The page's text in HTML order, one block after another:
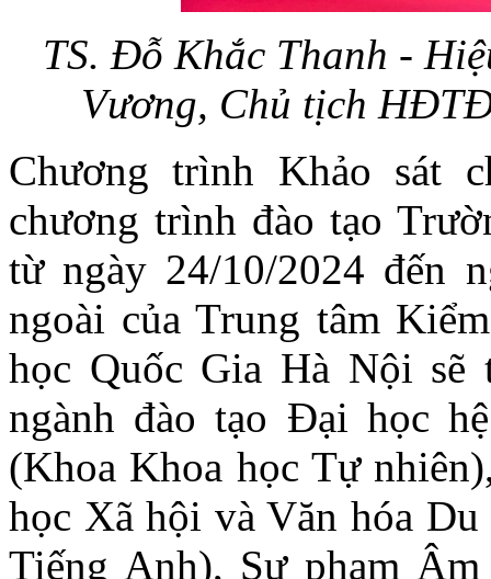
TS. Đỗ Khắc Thanh -
Vương, Chủ tịch
Chương trình Khảo sát
chương trình đào tạo
từ ngày 24/10/2024 đến
ngoài của Trung tâm
học Quốc Gia Hà Nội
ngành đào tạo Đại học
(Khoa Khoa học Tự
học Xã hội và Văn hóa
Tiếng Anh), Sư phạm